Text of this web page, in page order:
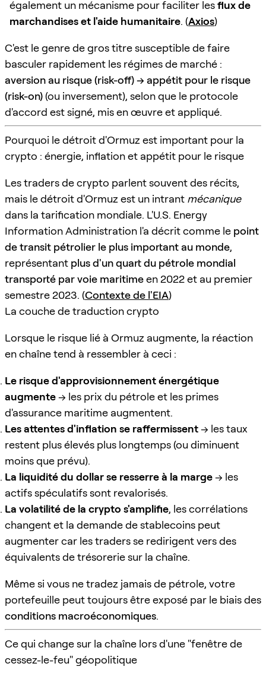
également un mécanisme pour faciliter lesflux de
marchandises et l'aide humanitaire. (Axios)
C'est le genre de gros titre susceptible de faire
basculer rapidement les régimes de marché :
aversion au risque (risk-off) → appétit pour le risque
(risk-on)(ou inversement), selon que le protocole
d'accord est signé, mis en œuvre et appliqué.
Pourquoi le détroit d'Ormuz est important pour la
crypto : énergie, inflation et appétit pour le risque
Les traders de crypto parlent souvent des récits,
mais le détroit d'Ormuz est un intrant mécanique
dans la tarification mondiale. L'U.S. Energy
Information Administration l'a décrit comme le point
de transit pétrolier le plus important au monde,
représentant plus d'un quart du pétrole mondial
transporté par voie maritimeen 2022 et au premier
semestre 2023. (Contexte de l'EIA)
La couche de traduction crypto
Lorsque le risque lié à Ormuz augmente, la réaction
en chaîne tend à ressembler à ceci :
Le risque d'approvisionnement énergétique
augmente→ les prix du pétrole et les primes
d'assurance maritime augmentent.
Les attentes d'inflation se raffermissent→ les taux
restent plus élevés plus longtemps (ou diminuent
moins que prévu).
La liquidité du dollar se resserre à la marge→ les
actifs spéculatifs sont revalorisés.
La volatilité de la crypto s'amplifie, les corrélations
changent et la demande de stablecoins peut
augmenter car les traders se redirigent vers des
équivalents de trésorerie sur la chaîne.
Même si vous ne tradez jamais de pétrole, votre
portefeuille peut toujours être exposé par le biais des
conditions macroéconomiques.
Ce qui change sur la chaîne lors d'une "fenêtre de
cessez-le-feu" géopolitique